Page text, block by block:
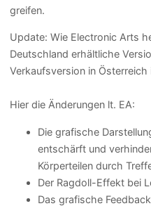
greifen.
Update: Wie Electronic Arts
Deutschland erhältliche
Verkaufsversion in
Hier die Änderungen lt. EA:
Die grafische
entschärft und
Körperteilen durch
Der Ragdoll-Effekt bei
Das grafische